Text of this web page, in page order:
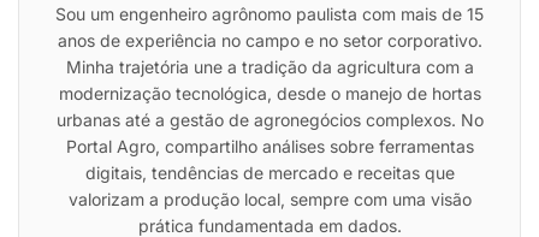
Sou um engenheiro agrônomo paulista com mais de 15
anos de experiência no campo e no setor corporativo.
Minha trajetória une a tradição da agricultura com a
modernização tecnológica, desde o manejo de hortas
urbanas até a gestão de agronegócios complexos. No
Portal Agro, compartilho análises sobre ferramentas
digitais, tendências de mercado e receitas que
valorizam a produção local, sempre com uma visão
prática fundamentada em dados.